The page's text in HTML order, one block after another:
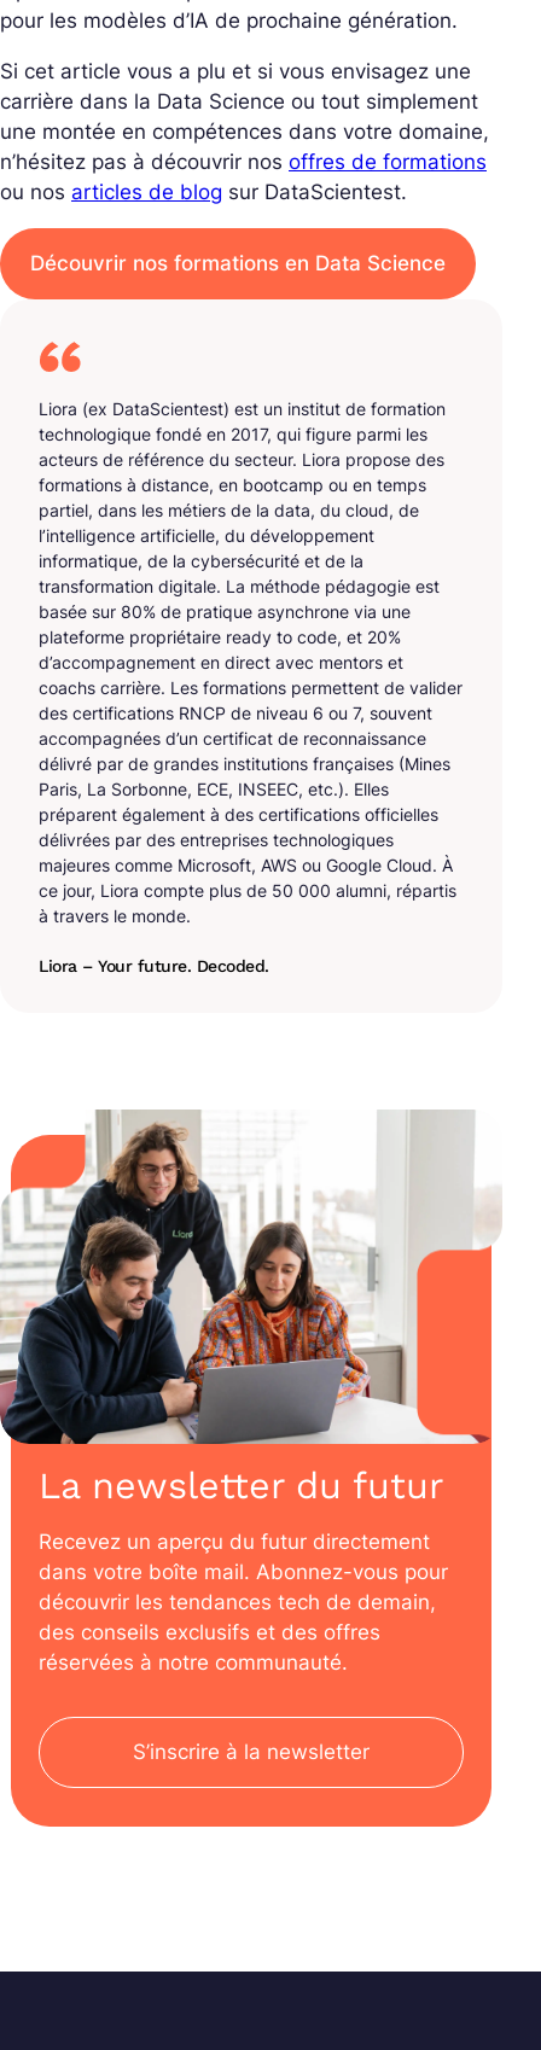
pour les modèles d’IA de prochaine génération.
Si cet article vous a plu et si vous envisagez une
carrière dans la Data Science ou tout simplement
une montée en compétences dans votre domaine,
n’hésitez pas à découvrir nos offres de formations
ou nos articles de blog sur DataScientest.
Découvrir nos formations en Data Science
Liora (ex DataScientest) est un institut de formation
technologique fondé en 2017, qui figure parmi les
acteurs de référence du secteur. Liora propose des
formations à distance, en bootcamp ou en temps
partiel, dans les métiers de la data, du cloud, de
l’intelligence artificielle, du développement
informatique, de la cybersécurité et de la
transformation digitale. La méthode pédagogie est
basée sur 80% de pratique asynchrone via une
plateforme propriétaire ready to code, et 20%
d’accompagnement en direct avec mentors et
coachs carrière. Les formations permettent de valider
des certifications RNCP de niveau 6 ou 7, souvent
accompagnées d’un certificat de reconnaissance
délivré par de grandes institutions françaises (Mines
Paris, La Sorbonne, ECE, INSEEC, etc.). Elles
préparent également à des certifications officielles
délivrées par des entreprises technologiques
majeures comme Microsoft, AWS ou Google Cloud. À
ce jour, Liora compte plus de 50 000 alumni, répartis
à travers le monde.
Liora – Your future. Decoded.
La newsletter du futur
Recevez un aperçu du futur directement
dans votre boîte mail. Abonnez-vous pour
découvrir les tendances tech de demain,
des conseils exclusifs et des offres
réservées à notre communauté.
S’inscrire à la newsletter